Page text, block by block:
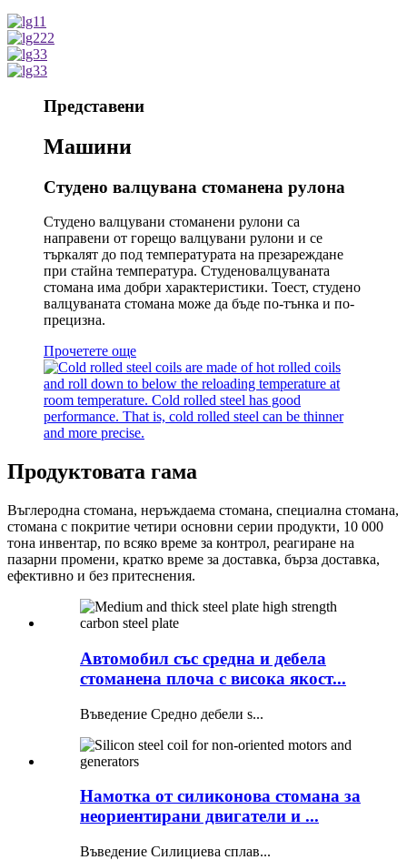
Представени
Машини
Студено валцувана стоманена рулона
Студено валцувани стоманени рулони са
направени от горещо валцувани рулони и се
търкалят до под температурата на презареждане
при стайна температура. Студеновалцуваната
стомана има добри характеристики. Тоест, студено
валцуваната стомана може да бъде по-тънка и по-
прецизна.
Прочетете още
Продуктовата гама
Въглеродна стомана, неръждаема стомана, специална стомана,
стомана с покритие четири основни серии продукти, 10 000
тона инвентар, по всяко време за контрол, реагиране на
пазарни промени, кратко време за доставка, бърза доставка,
ефективно и без притеснения.
Автомобил със средна и дебела
стоманена плоча с висока якост...
Въведение Средно дебели s...
Намотка от силиконова стомана за
неориентирани двигатели и ...
Въведение Силициева сплав...